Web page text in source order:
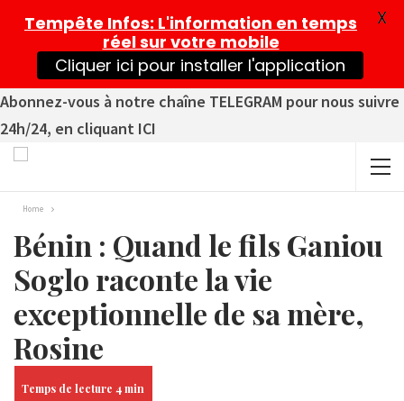
Abonnez-vous à notre chaîne TELEGRAM pour nous suivre
24h/24, en cliquant ICI
Home
Bénin : Quand le fils Ganiou
Soglo raconte la vie
exceptionnelle de sa mère,
Rosine
Tempête Infos: L'information en temps
réel sur votre mobile
Cliquer ici pour installer l'application
X